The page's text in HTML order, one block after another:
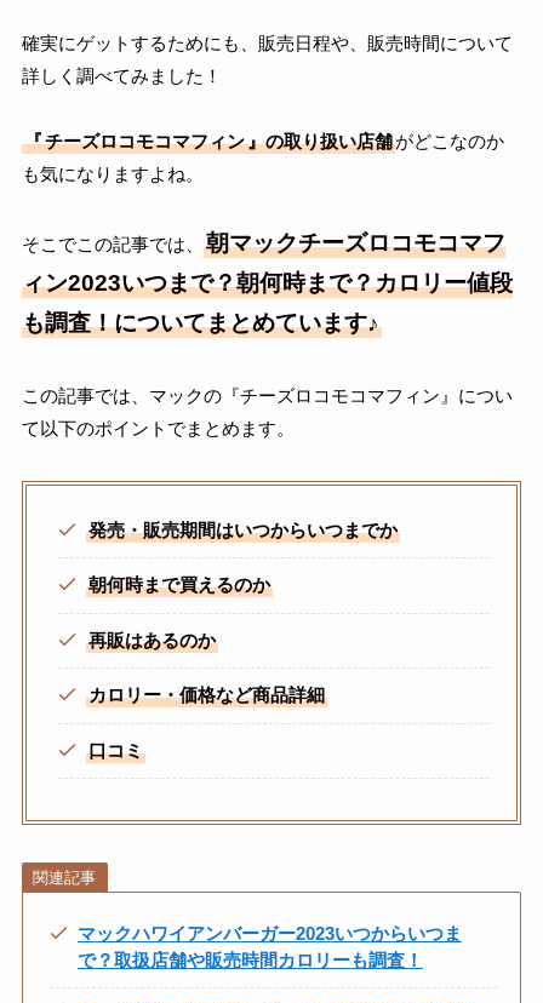
確実にゲットするためにも、販売日程や、販売時間について
詳しく調べてみました！
『チーズロコモコマフィン』の取り扱い店舗がどこなのか
も気になりますよね。
そこでこの記事では、
朝マックチーズロコモコマフ
ィン2023いつまで？朝何時まで？カロリー値段
も調査！についてまとめています♪
この記事では、マックの『チーズロコモコマフィン』につい
て以下のポイントでまとめます。
発売・販売期間はいつからいつまでか
朝何時まで買えるのか
再販はあるのか
カロリー・価格など商品詳細
口コミ
関連記事
マックハワイアンバーガー2023いつからいつま
で？取扱店舗や販売時間カロリーも調査！